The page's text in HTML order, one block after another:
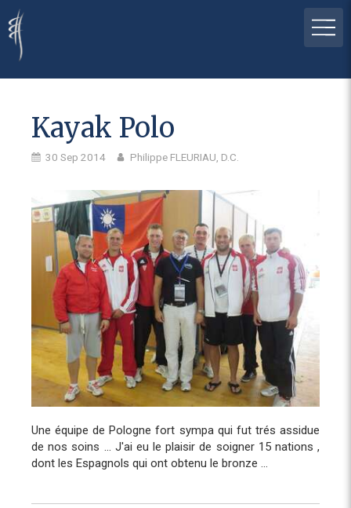
Kayak Polo
30 Sep 2014 Philippe FLEURIAU, D.C.
Une équipe de Pologne fort sympa qui fut trés assidue
de nos soins ... J'ai eu le plaisir de soigner 15 nations ,
dont les Espagnols qui ont obtenu le bronze ...